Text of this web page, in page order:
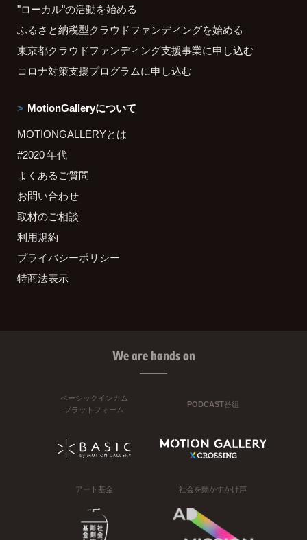
"ローカル"の活動を始める
ふるさと納税型クラウドファンディングを始める
東京都クラウドファンディング支援事業に申し込む
コロナ対策支援プログラムに申し込む
MotionGalleryについて
MOTIONGALLERYとは
#2020 年代
よくあるご質問
お問い合わせ
取材のご相談
利用規約
プライバシーポリシー
特商法表示
We are hands on
ベーシックインカム
プラットフォーム
PODCAST番組
アート基金 社会を動かすかけ声